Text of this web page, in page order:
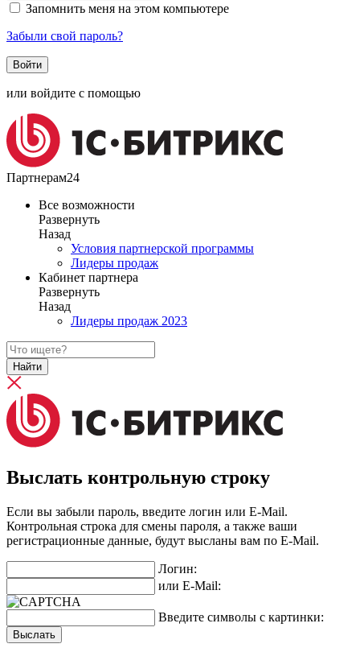
Запомнить меня на этом компьютере
Забыли свой пароль?
или войдите с помощью
Партнерам24
Все возможности
Развернуть
Назад
Условия партнерской программы
Лидеры продаж
Кабинет партнера
Развернуть
Назад
Лидеры продаж 2023
Найти
Выслать контрольную строку
Если вы забыли пароль, введите логин или E-Mail.
Контрольная строка для смены пароля, а также ваши
регистрационные данные, будут высланы вам по E-Mail.
Логин:
или E-Mail:
Введите символы с картинки: